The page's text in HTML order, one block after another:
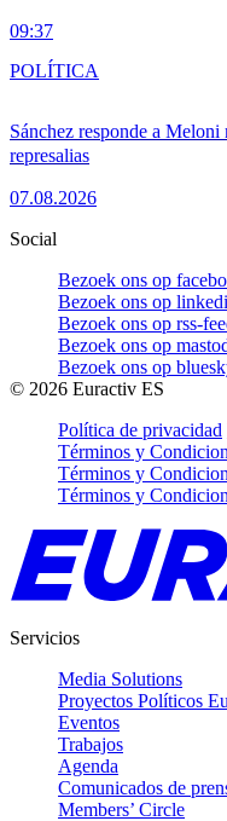
09:37
Sánchez responde a Meloni
represalias
07.08.2026
POLÍTICA
Social
Bezoek ons op
Bezoek ons op
Bezoek ons op rss-
Bezoek ons op
Bezoek ons op
© 2026 Euractiv ES
Política de privacidad
Términos y
Términos y
Términos y
Servicios
Media Solutions
Proyectos Políticos
Eventos
Trabajos
Agenda
Comunicados de
Members’ Circle